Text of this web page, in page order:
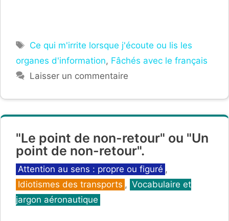
Étiquettes
Ce qui m'irrite lorsque j'écoute ou lis les
organes d'information, Fâchés avec le français
Laisser un commentaire
"Le point de non-retour" ou "Un
point de non-retour".
Catégories
Attention au sens : propre ou figuré ,
Idiotismes des transports , Vocabulaire et
jargon aéronautique